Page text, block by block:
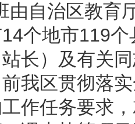
自治区教育
个地市119
长）及有关
我区贯彻落
作任务要求